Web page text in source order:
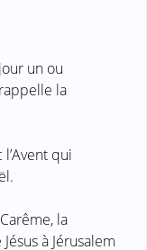
un ou
la
qui
la
à Jérusalem